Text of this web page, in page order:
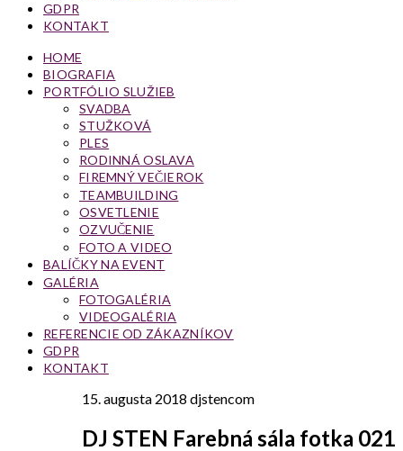
GDPR
KONTAKT
HOME
BIOGRAFIA
PORTFÓLIO SLUŽIEB
SVADBA
STUŽKOVÁ
PLES
RODINNÁ OSLAVA
FIREMNÝ VEČIEROK
TEAMBUILDING
OSVETLENIE
OZVUČENIE
FOTO A VIDEO
BALÍČKY NA EVENT
GALÉRIA
FOTOGALÉRIA
VIDEOGALÉRIA
REFERENCIE OD ZÁKAZNÍKOV
GDPR
KONTAKT
15. augusta 2018 djstencom
DJ STEN Farebná sála fotka 021